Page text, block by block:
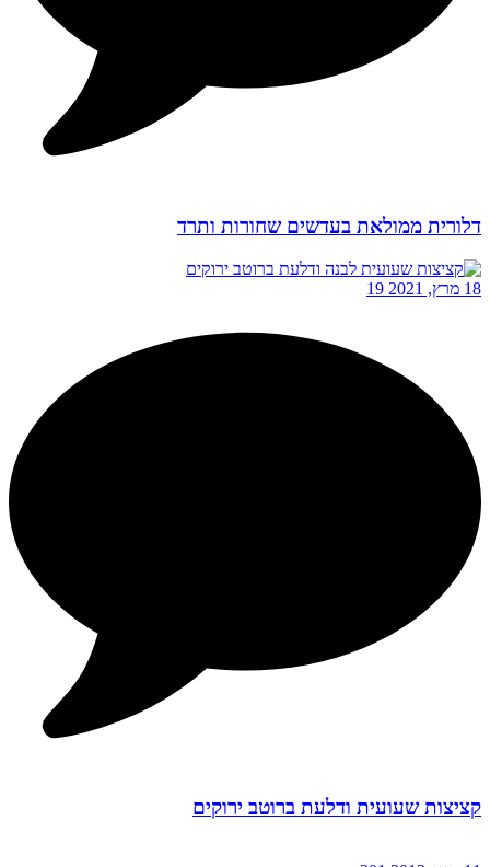
דלורית ממולאת בעדשים שחורות ותרד
18 מרץ, 2021 19
קציצות שעועית ודלעת ברוטב ירוקים